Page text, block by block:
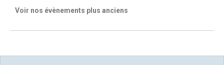
Voir nos évènements plus anciens